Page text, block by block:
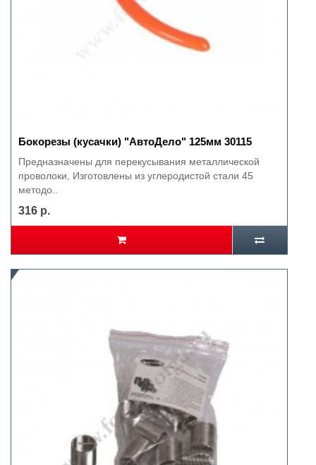
Бокорезы (кусачки) "АвтоДело" 125мм 30115
Предназначены для перекусывания металлической
проволоки, Изготовлены из углеродистой стали 45
методо..
316 р.